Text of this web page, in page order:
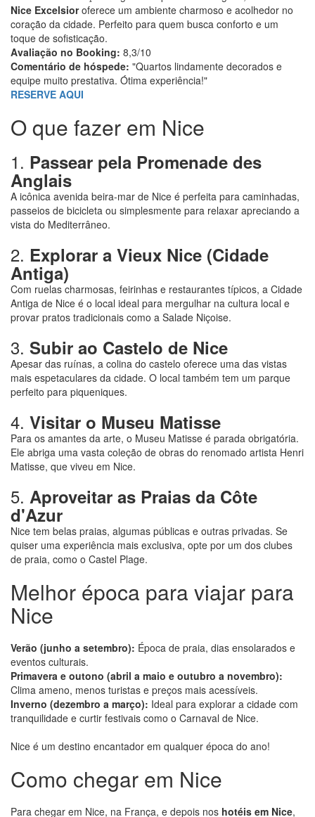
Nice Excelsioroferece um ambiente charmoso e acolhedor no
coração da cidade. Perfeito para quem busca conforto e um
toque de sofisticação.
Avaliação no Booking: 8,3/10
Comentário de hóspede: "Quartos lindamente decorados e
equipe muito prestativa. Ótima experiência!"
RESERVE AQUI
O que fazer em Nice
1. Passear pela Promenade des
Anglais
A icônica avenida beira-mar de Nice é perfeita para caminhadas,
passeios de bicicleta ou simplesmente para relaxar apreciando a
vista do Mediterrâneo.
2. Explorar a Vieux Nice (Cidade
Antiga)
Com ruelas charmosas, feirinhas e restaurantes típicos, a Cidade
Antiga de Nice é o local ideal para mergulhar na cultura local e
provar pratos tradicionais como a Salade Niçoise.
3. Subir ao Castelo de Nice
Apesar das ruínas, a colina do castelo oferece uma das vistas
mais espetaculares da cidade. O local também tem um parque
perfeito para piqueniques.
4. Visitar o Museu Matisse
Para os amantes da arte, o Museu Matisse é parada obrigatória.
Ele abriga uma vasta coleção de obras do renomado artista Henri
Matisse, que viveu em Nice.
5. Aproveitar as Praias da Côte
d'Azur
Nice tem belas praias, algumas públicas e outras privadas. Se
quiser uma experiência mais exclusiva, opte por um dos clubes
de praia, como o Castel Plage.
Melhor época para viajar para
Nice
Verão (junho a setembro): Época de praia, dias ensolarados e
eventos culturais.
Primavera e outono (abril a maio e outubro a novembro):
Clima ameno, menos turistas e preços mais acessíveis.
Inverno (dezembro a março): Ideal para explorar a cidade com
tranquilidade e curtir festivais como o Carnaval de Nice.
Nice é um destino encantador em qualquer época do ano!
Como chegar em Nice
Para chegar em Nice, na França, e depois nos hotéis em Nice,